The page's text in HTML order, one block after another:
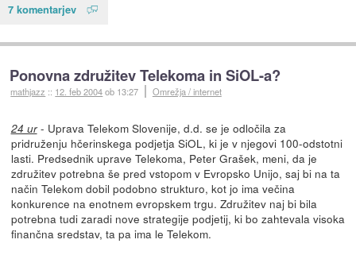
7 komentarjev
Ponovna združitev Telekoma in SiOL-a?
mathjazz :: 12. feb 2004ob 13:27 Omrežja / internet
24 ur- Uprava Telekom Slovenije, d.d. se je odločila za
pridruženju hčerinskega podjetja SiOL, ki je v njegovi 100-odstotni
lasti. Predsednik uprave Telekoma, Peter Grašek, meni, da je
združitev potrebna še pred vstopom v Evropsko Unijo, saj bi na ta
način Telekom dobil podobno strukturo, kot jo ima večina
konkurence na enotnem evropskem trgu. Združitev naj bi bila
potrebna tudi zaradi nove strategije podjetij, ki bo zahtevala visoka
finančna sredstav, ta pa ima le Telekom.